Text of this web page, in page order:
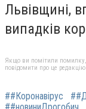
Львівщині,
випадків
Якщо ви помітили помилку,
повідомити про це редакцію
##Коронавірус